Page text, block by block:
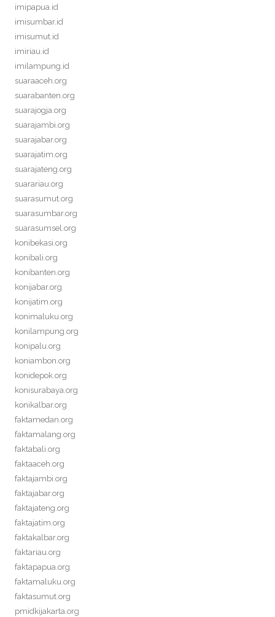
imipapua.id
imisumbar.id
imisumut.id
imiriau.id
imilampung.id
suaraaceh.org
suarabanten.org
suarajogja.org
suarajambi.org
suarajabar.org
suarajatim.org
suarajateng.org
suarariau.org
suarasumut.org
suarasumbar.org
suarasumsel.org
konibekasi.org
konibali.org
konibanten.org
konijabar.org
konijatim.org
konimaluku.org
konilampung.org
konipalu.org
koniambon.org
konidepok.org
konisurabaya.org
konikalbar.org
faktamedan.org
faktamalang.org
faktabali.org
faktaaceh.org
faktajambi.org
faktajabar.org
faktajateng.org
faktajatim.org
faktakalbar.org
faktariau.org
faktapapua.org
faktamaluku.org
faktasumut.org
pmidkijakarta.org